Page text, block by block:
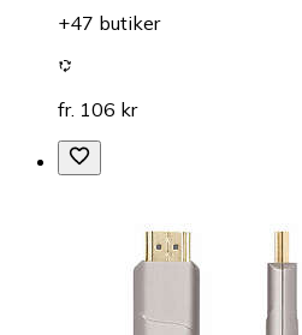
+47 butiker
fr. 106 kr